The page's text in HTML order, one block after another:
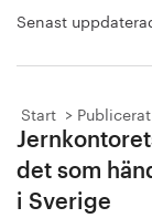
Senast
Start Publicerat
det som
i Sverige